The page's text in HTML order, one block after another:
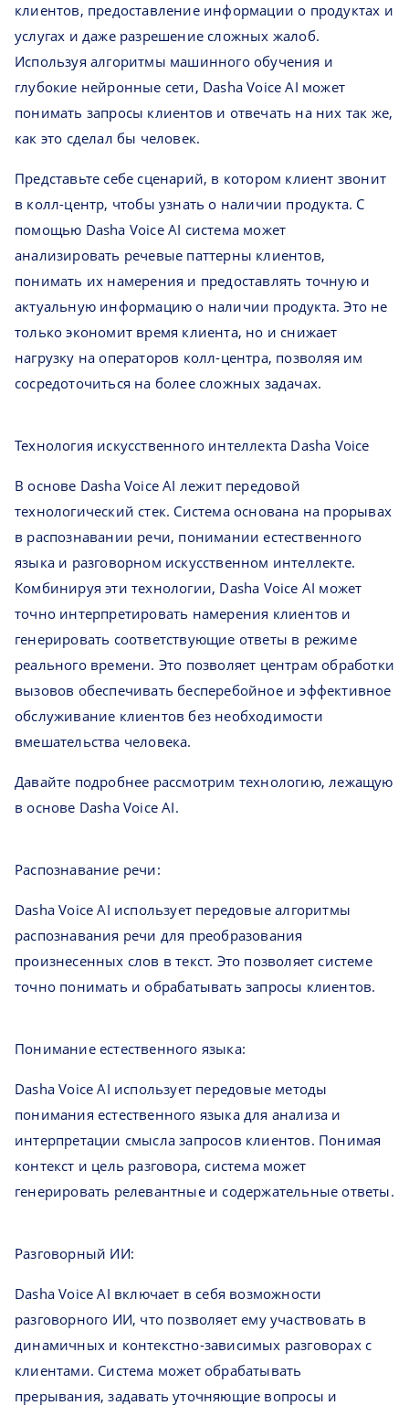
клиентов, предоставление информации о продуктах и
услугах и даже разрешение сложных жалоб.
Используя алгоритмы машинного обучения и
глубокие нейронные сети, Dasha Voice AI может
понимать запросы клиентов и отвечать на них так же,
как это сделал бы человек.
Представьте себе сценарий, в котором клиент звонит
в колл-центр, чтобы узнать о наличии продукта. С
помощью Dasha Voice AI система может
анализировать речевые паттерны клиентов,
понимать их намерения и предоставлять точную и
актуальную информацию о наличии продукта. Это не
только экономит время клиента, но и снижает
нагрузку на операторов колл-центра, позволяя им
сосредоточиться на более сложных задачах.
Технология искусственного интеллекта Dasha Voice
В основе Dasha Voice AI лежит передовой
технологический стек. Система основана на прорывах
в распознавании речи, понимании естественного
языка и разговорном искусственном интеллекте.
Комбинируя эти технологии, Dasha Voice AI может
точно интерпретировать намерения клиентов и
генерировать соответствующие ответы в режиме
реального времени. Это позволяет центрам обработки
вызовов обеспечивать бесперебойное и эффективное
обслуживание клиентов без необходимости
вмешательства человека.
Давайте подробнее рассмотрим технологию, лежащую
в основе Dasha Voice AI.
Распознавание речи:
Dasha Voice AI использует передовые алгоритмы
распознавания речи для преобразования
произнесенных слов в текст. Это позволяет системе
точно понимать и обрабатывать запросы клиентов.
Понимание естественного языка:
Dasha Voice AI использует передовые методы
понимания естественного языка для анализа и
интерпретации смысла запросов клиентов. Понимая
контекст и цель разговора, система может
генерировать релевантные и содержательные ответы.
Разговорный ИИ:
Dasha Voice AI включает в себя возможности
разговорного ИИ, что позволяет ему участвовать в
динамичных и контекстно-зависимых разговорах с
клиентами. Система может обрабатывать
прерывания, задавать уточняющие вопросы и